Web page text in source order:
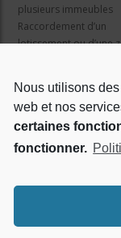
Nous utilisons
web et nos
certaines
fonctionner.
plusieurs immeubles
Raccordement d’un
lotissement ou d’une
Qui sommes
Le projet Rosace